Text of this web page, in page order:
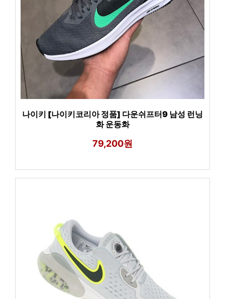
나이키 [나이키코리아 정품] 다운쉬프터9 남성 런닝
화 운동화
79,200원